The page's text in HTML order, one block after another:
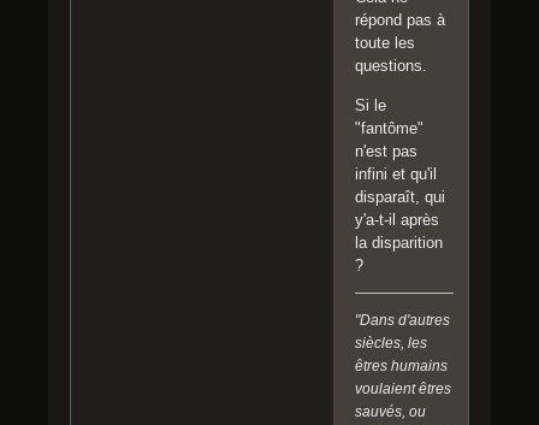
répond pas à
toute les
questions.
Si le
"fantôme"
n'est pas
infini et qu'il
disparaît, qui
y'a-t-il après
la disparition
?
"Dans d'autres
siècles, les
êtres humains
voulaient êtres
sauvés, ou